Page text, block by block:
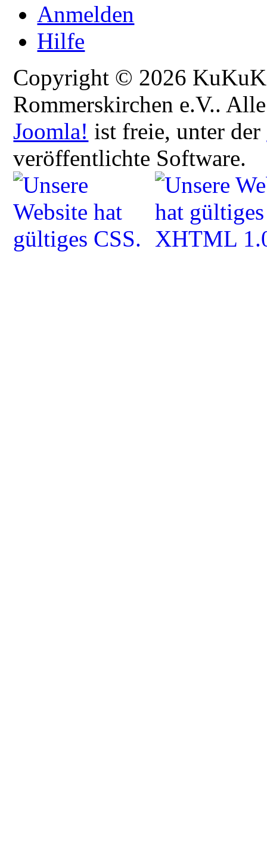
Anmelden
Hilfe
Copyright © 2026
Rommerskirchen e.V..
Joomla! ist freie, unter der
veröffentlichte Software.